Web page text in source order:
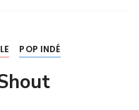
POP INDÉ